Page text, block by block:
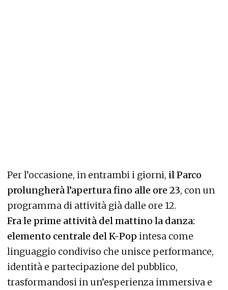
Per l’occasione, in entrambi i giorni, il Parco
prolungherà l’apertura fino alle ore 23, con un
programma di attività già dalle ore 12.
Fra le prime attività del mattino la danza:
elemento centrale del K-Pop intesa come
linguaggio condiviso che unisce performance,
identità e partecipazione del pubblico,
trasformandosi in un’esperienza immersiva e